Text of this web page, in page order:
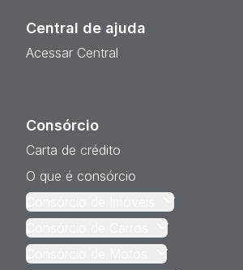
Central de ajuda
Acessar Central
Consórcio
Carta de crédito
O que é consórcio
Consórcio de Imóveis
Consórcio de Carros
Consórcio de Motos